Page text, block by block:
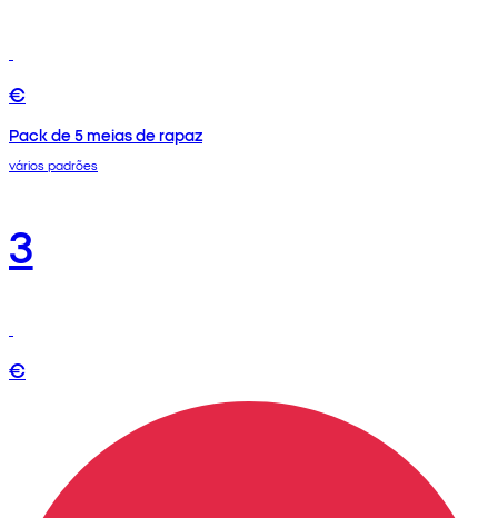
€
Pack de 5 meias de rapaz
vários padrões
3
€